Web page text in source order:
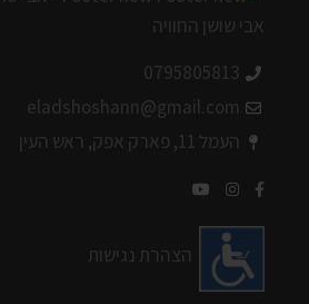
0795805813
eladshoshann@gmail.com
העמל 11, פארק אפק, ראש העין
הצהרת נגישות